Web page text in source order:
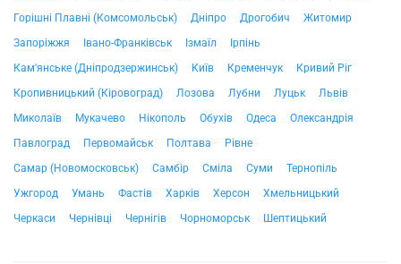
Горішні Плавні (Комсомольськ)
Дніпро Дрогобич
Житомир
Запоріжжя
Івано-Франківськ Ізмаїл
Ірпінь
Кам'янське (Дніпродзержинськ)
Київ Кременчук
Кривий Ріг
Кропивницький (Кіровоград)
Лозова Лубни Луцьк
Львів
Миколаїв
Мукачево Нікополь Обухів Одеса
Олександрія
Павлоград
Первомайськ Полтава
Рівне
Самар (Новомосковськ)
Самбір Сміла Суми
Тернопіль
Ужгород
Умань Фастів Харків Херсон
Хмельницький
Черкаси
Чернівці Чернігів Чорноморськ Шептицький